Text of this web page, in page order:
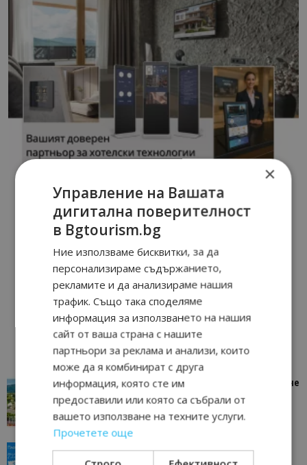
“Пощенска картичка от…”: Петрич – Изживяване
отвъд очакваното
Петрич 11/07/2026 11:22
“Пощенска картичка от…”: Пловдив, градът на
всички времена
×
Управление на Вашата
дигитална поверителност
в Bgtourism.bg
Ние използваме бисквитки, за да
персонализираме съдържанието,
рекламите и да анализираме нашия
трафик. Също така споделяме
информация за използването на нашия
сайт от ваша страна с нашите
партньори за реклама и анализи, които
може да я комбинират с друга
информация, която сте им
предоставили или която са събрали от
вашето използване на техните услуги.
Прочетете още